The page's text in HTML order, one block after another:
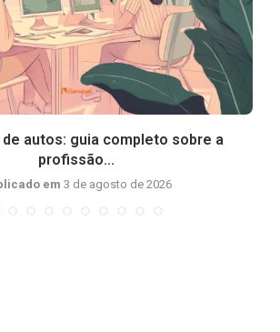
autos: guia completo sobre a
profissão...
em 3 de agosto de 2026